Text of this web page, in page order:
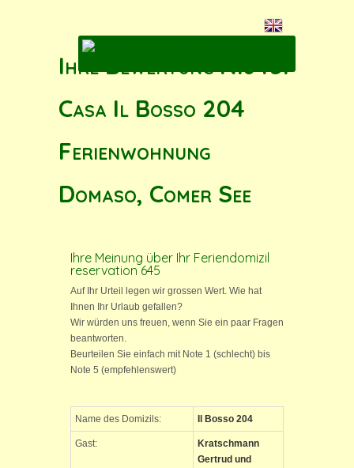
Ihre Bewertung N.645:
Casa Il Bosso 204
Ferienwohnung
Domaso, Comer See
Ihre Meinung über Ihr Feriendomizil
reservation 645
Auf Ihr Urteil legen wir grossen Wert. Wie hat
Ihnen Ihr Urlaub gefallen?
Wir würden uns freuen, wenn Sie ein paar Fragen
beantworten.
Beurteilen Sie einfach mit Note 1 (schlecht) bis
Note 5 (empfehlenswert)
Name des Domizils: Il Bosso 204
Gast:
Kratschmann
Gertrud und